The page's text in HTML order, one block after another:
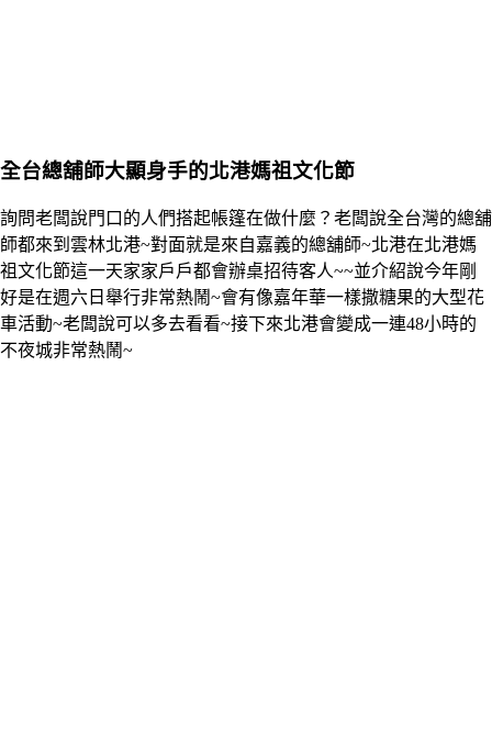
全台總舖師大顯身手的北港媽祖文化節
詢問老闆說門口的人們搭起帳篷在做什麼？老闆說全台灣的總舖
師都來到雲林北港~對面就是來自嘉義的總舖師~北港在北港媽
祖文化節這一天家家戶戶都會辦桌招待客人~~並介紹說今年剛
好是在週六日舉行非常熱鬧~會有像嘉年華一樣撒糖果的大型花
車活動~老闆說可以多去看看~接下來北港會變成一連48小時的
不夜城非常熱鬧~